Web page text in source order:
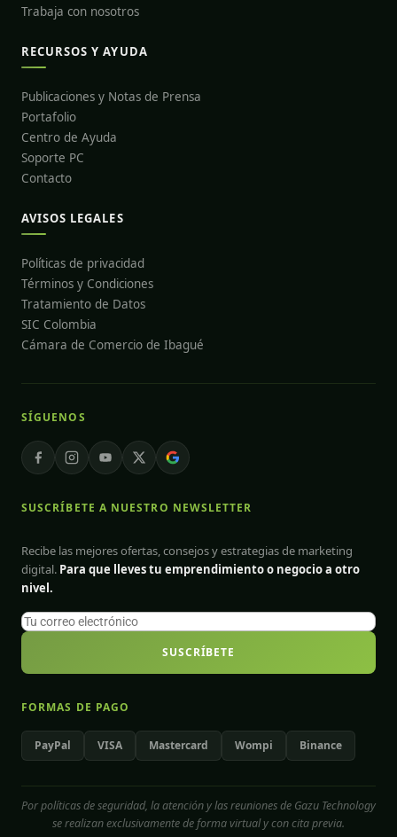
Trabaja con nosotros
RECURSOS Y AYUDA
Publicaciones y Notas de Prensa
Portafolio
Centro de Ayuda
Soporte PC
Contacto
AVISOS LEGALES
Políticas de privacidad
Términos y Condiciones
Tratamiento de Datos
SIC Colombia
Cámara de Comercio de Ibagué
SÍGUENOS
SUSCRÍBETE A NUESTRO NEWSLETTER
Recibe las mejores ofertas, consejos y estrategias de marketing
digital. Para que lleves tu emprendimiento o negocio a otro
nivel.
SUSCRÍBETE
FORMAS DE PAGO
PayPal VISA Mastercard Wompi Binance
Por políticas de seguridad, la atención y las reuniones de Gazu Technology
se realizan exclusivamente de forma virtual y con cita previa.